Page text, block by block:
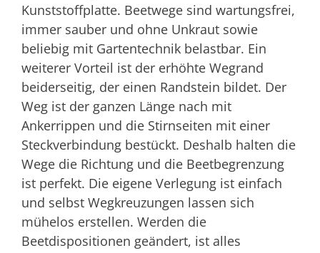
Kunststoffplatte. Beetwege sind wartungsfrei,
immer sauber und ohne Unkraut sowie
beliebig mit Gartentechnik belastbar. Ein
weiterer Vorteil ist der erhöhte Wegrand
beiderseitig, der einen Randstein bildet. Der
Weg ist der ganzen Länge nach mit
Ankerrippen und die Stirnseiten mit einer
Steckverbindung bestückt. Deshalb halten die
Wege die Richtung und die Beetbegrenzung
ist perfekt. Die eigene Verlegung ist einfach
und selbst Wegkreuzungen lassen sich
mühelos erstellen. Werden die
Beetdispositionen geändert, ist alles